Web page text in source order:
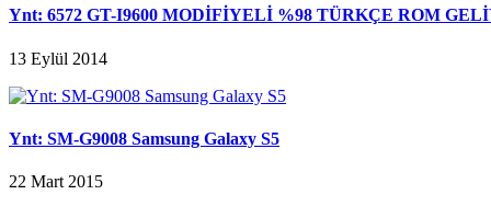
Ynt: 6572 GT-I9600 MODİFİYELİ %98 TÜRKÇE ROM
13 Eylül 2014
Ynt: SM-G9008 Samsung Galaxy S5
22 Mart 2015